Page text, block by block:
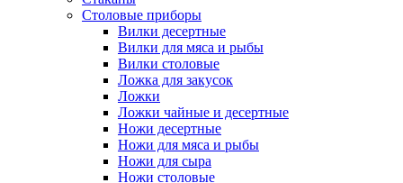
Столовые приборы
Вилки десертные
Вилки для мяса и рыбы
Вилки столовые
Ложка для закусок
Ложки
Ложки чайные и десертные
Ножи десертные
Ножи для мяса и рыбы
Ножи для сыра
Ножи столовые